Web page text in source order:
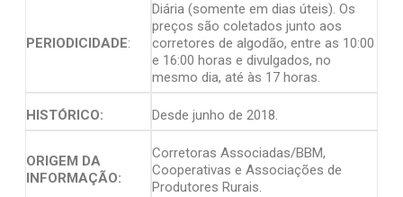
PERIODICIDADE:
Diária (somente em dias úteis). Os
preços são coletados junto aos
corretores de algodão, entre as 10:00
e 16:00 horas e divulgados, no
mesmo dia, até às 17 horas.
HISTÓRICO: Desde junho de 2018.
ORIGEM DA
INFORMAÇÃO:
Corretoras Associadas/BBM,
Cooperativas e Associações de
Produtores Rurais.